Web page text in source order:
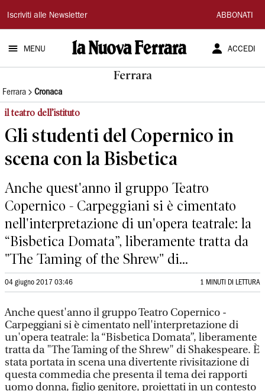
La
Nuova
Ferrara
Iscriviti alle Newsletter ABBONATI
MENU ACCEDI
Ferrara
Ferrara Cronaca
il teatro dell’istituto
Gli studenti del Copernico in
scena con la Bisbetica
Anche quest'anno il gruppo Teatro
Copernico - Carpeggiani si è cimentato
nell'interpretazione di un'opera teatrale: la
“Bisbetica Domata”, liberamente tratta da
"The Taming of the Shrew" di...
04 giugno 2017 03:46 1 MINUTI DI LETTURA
Anche quest'anno il gruppo Teatro Copernico -
Carpeggiani si è cimentato nell'interpretazione di
un'opera teatrale: la “Bisbetica Domata”, liberamente
tratta da "The Taming of the Shrew" di Shakespeare. È
stata portata in scena una divertente rivisitazione di
questa commedia che presenta il tema dei rapporti
uomo donna, figlio genitore, proiettati in un contesto